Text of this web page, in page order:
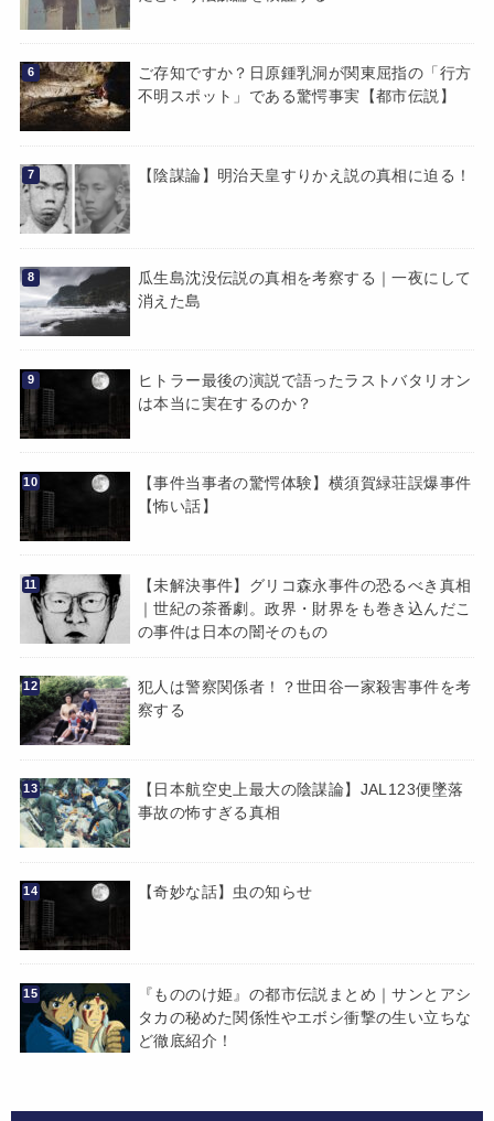
ご存知ですか？日原鍾乳洞が関東屈指の「行方
不明スポット」である驚愕事実【都市伝説】
【陰謀論】明治天皇すりかえ説の真相に迫る！
瓜生島沈没伝説の真相を考察する｜一夜にして
消えた島
ヒトラー最後の演説で語ったラストバタリオン
は本当に実在するのか？
【事件当事者の驚愕体験】横須賀緑荘誤爆事件
【怖い話】
【未解決事件】グリコ森永事件の恐るべき真相
｜世紀の茶番劇。政界・財界をも巻き込んだこ
の事件は日本の闇そのもの
犯人は警察関係者！？世田谷一家殺害事件を考
察する
【日本航空史上最大の陰謀論】JAL123便墜落
事故の怖すぎる真相
【奇妙な話】虫の知らせ
『もののけ姫』の都市伝説まとめ｜サンとアシ
タカの秘めた関係性やエボシ衝撃の生い立ちな
ど徹底紹介！